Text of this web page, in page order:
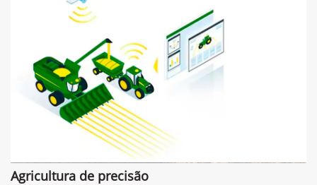
Agricultura de precisão